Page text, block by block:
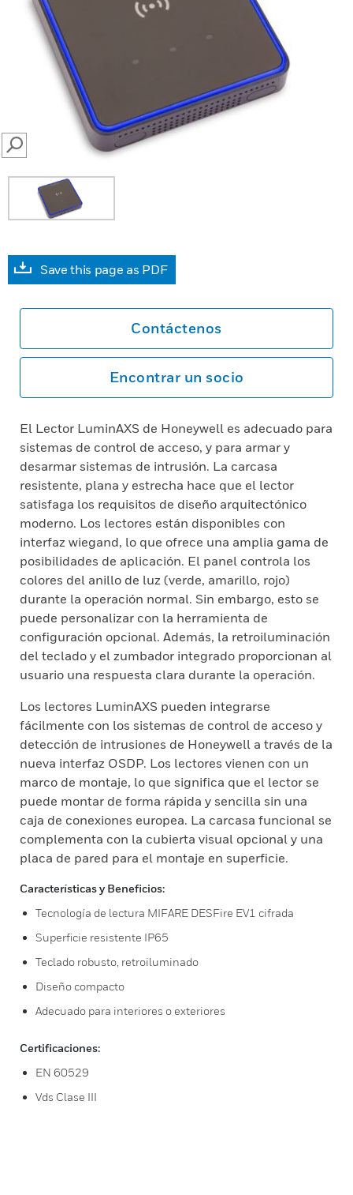
SEARCH
Save this page as PDF
Contáctenos
Encontrar un socio
El Lector LuminAXS de Honeywell es adecuado para
sistemas de control de acceso, y para armar y
desarmar sistemas de intrusión. La carcasa
resistente, plana y estrecha hace que el lector
satisfaga los requisitos de diseño arquitectónico
moderno. Los lectores están disponibles con
interfaz wiegand, lo que ofrece una amplia gama de
posibilidades de aplicación. El panel controla los
colores del anillo de luz (verde, amarillo, rojo)
durante la operación normal. Sin embargo, esto se
puede personalizar con la herramienta de
configuración opcional. Además, la retroiluminación
del teclado y el zumbador integrado proporcionan al
usuario una respuesta clara durante la operación.
Los lectores LuminAXS pueden integrarse
fácilmente con los sistemas de control de acceso y
detección de intrusiones de Honeywell a través de la
nueva interfaz OSDP. Los lectores vienen con un
marco de montaje, lo que significa que el lector se
puede montar de forma rápida y sencilla sin una
caja de conexiones europea. La carcasa funcional se
complementa con la cubierta visual opcional y una
placa de pared para el montaje en superficie.
Características y Beneficios:
Tecnología de lectura MIFARE DESFire EV1 cifrada
Superficie resistente IP65
Teclado robusto, retroiluminado
Diseño compacto
Adecuado para interiores o exteriores
Certificaciones:
EN 60529
Vds Clase III